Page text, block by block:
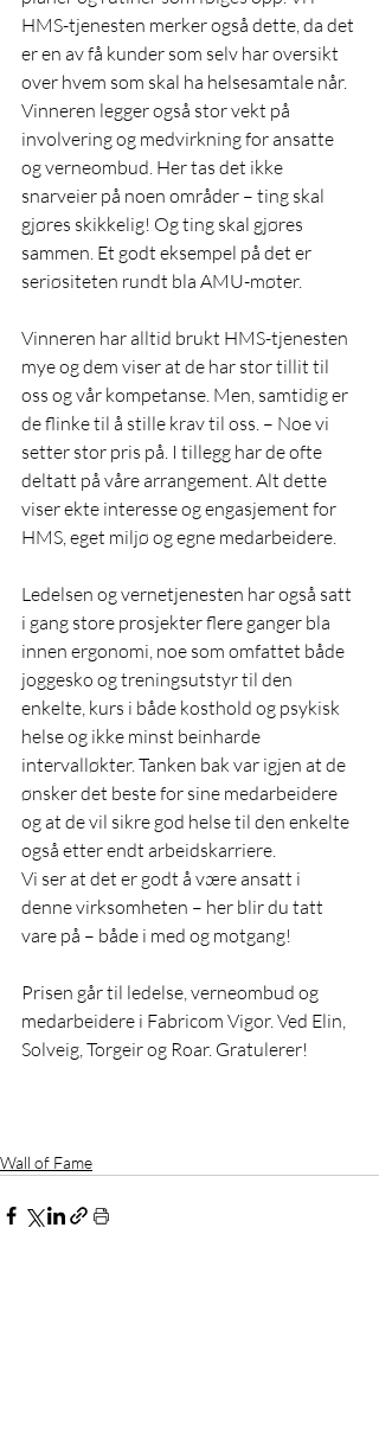
HMS-tjenesten merker også dette, da det
er en av få kunder som selv har oversikt
over hvem som skal ha helsesamtale når.
Vinneren legger også stor vekt på
involvering og medvirkning for ansatte
og verneombud. Her tas det ikke
snarveier på noen områder – ting skal
gjøres skikkelig! Og ting skal gjøres
sammen. Et godt eksempel på det er
seriøsiteten rundt bla AMU-møter.
Vinneren har alltid brukt HMS-tjenesten
mye og dem viser at de har stor tillit til
oss og vår kompetanse. Men, samtidig er
de flinke til å stille krav til oss. – Noe vi
setter stor pris på. I tillegg har de ofte
deltatt på våre arrangement. Alt dette
viser ekte interesse og engasjement for
HMS, eget miljø og egne medarbeidere.
Ledelsen og vernetjenesten har også satt
i gang store prosjekter flere ganger bla
innen ergonomi, noe som omfattet både
joggesko og treningsutstyr til den
enkelte, kurs i både kosthold og psykisk
helse og ikke minst beinharde
intervalløkter. Tanken bak var igjen at de
ønsker det beste for sine medarbeidere
og at de vil sikre god helse til den enkelte
også etter endt arbeidskarriere.
Vi ser at det er godt å være ansatt i
denne virksomheten – her blir du tatt
vare på – både i med og motgang!
Prisen går til ledelse, verneombud og
medarbeidere i Fabricom Vigor. Ved Elin,
Solveig, Torgeir og Roar. Gratulerer!
Wall of Fame